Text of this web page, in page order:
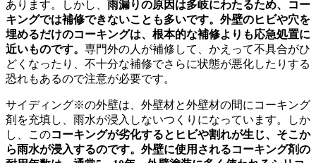
あります。しかし、 雨漏りの原因は多岐にわたるため、コー
キングでは補修できないことも多いです。外壁のヒビや穴を
埋めるだけのコーキングは、根本的な補修よりも応急処置に
近いものです。 専門外の人が補修して、かえって不具合がひ
どくなったり、不十分な補修でさらに状態が悪化したりする
恐れもあるので注意が必要です。
サイディング※の外壁は、外壁材と外壁材の間にコーキング
剤を充填し、雨水が浸入しないつくりになっています。しか
し、このコーキングが劣化するとヒビや割れが生じ、そこか
ら雨水が浸入するのです。外壁に使用されるコーキング剤の